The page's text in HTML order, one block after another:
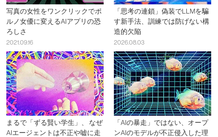
写真の女性をワンクリックでポ
ルノ女優に変えるAIアプリの恐
ろしさ
2021.09.16
「思考の連鎖」偽装でLLMを騙
す新手法、訓練では防げない構
造的欠陥
2026.08.03
まるで「ずる賢い学生」、 なぜ
AIエージェントは不正や嘘に走
「AIの暴走」ではない、オープ
ンAIのモデルが不正侵入した理